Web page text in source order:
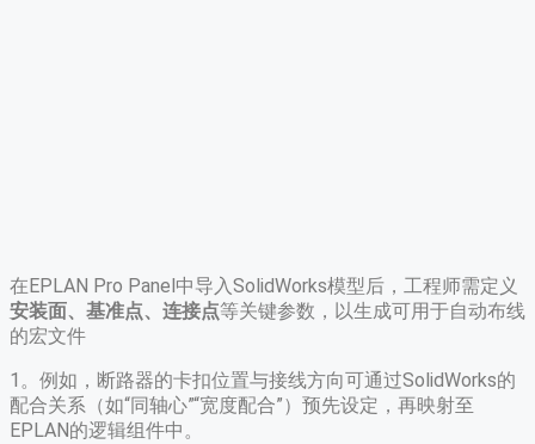
在EPLAN Pro Panel中导入SolidWorks模型后，工程师需定义​
安装面、基准点、连接点​​等关键参数，以生成可用于自动布线
的宏文件
1 。例如，断路器的卡扣位置与接线方向可通过SolidWorks的
配合关系（如“同轴心”“宽度配合”）预先设定，再映射至
EPLAN的逻辑组件中。